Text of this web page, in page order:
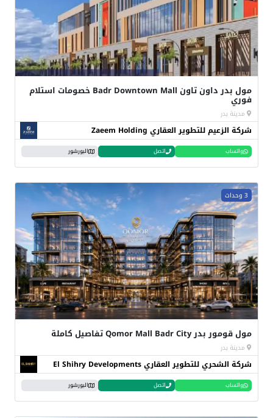
مول بدر داون تاون Badr Downtown Mall خصومات استلام
فوري
مدينة بدر
شركة الزعيم للتطوير العقاري Zaeem Holding
واتساب اتصل البورشور
3 وحدات
مول قومور بدر Qomor Mall Badr City تفاصيل كاملة
مدينة بدر
شركة الشحري للتطوير العقاري El Shihry Developments
واتساب اتصل البورشور